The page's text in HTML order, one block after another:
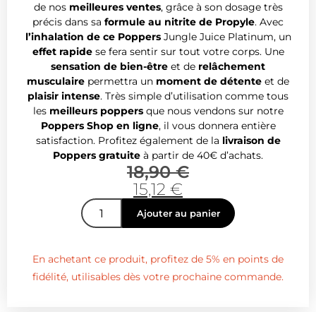
de nos meilleures ventes, grâce à son dosage très
précis dans sa formule au nitrite de Propyle. Avec
l’inhalation de ce PoppersJungle Juice Platinum, un
effet rapidese fera sentir sur tout votre corps. Une
sensation de bien-être et de relâchement
musculaire permettra un moment de détente et de
plaisir intense. Très simple d’utilisation comme tous
les meilleurs poppersque nous vendons sur notre
Poppers Shop en ligne, il vous donnera entière
satisfaction. Profitez également de la livraison de
Poppers gratuite à partir de 40€ d’achats.
18,90€
15,12 €
Ajouter au panier
En achetant ce produit, profitez de 5% en points de
fidélité, utilisables dès votre prochaine commande.